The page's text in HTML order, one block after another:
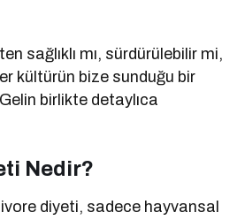
sağlıklı mı, sürdürülebilir mi,
kültürün bize sunduğu bir
birlikte detaylıca
Nedir?
diyeti, sadece hayvansal